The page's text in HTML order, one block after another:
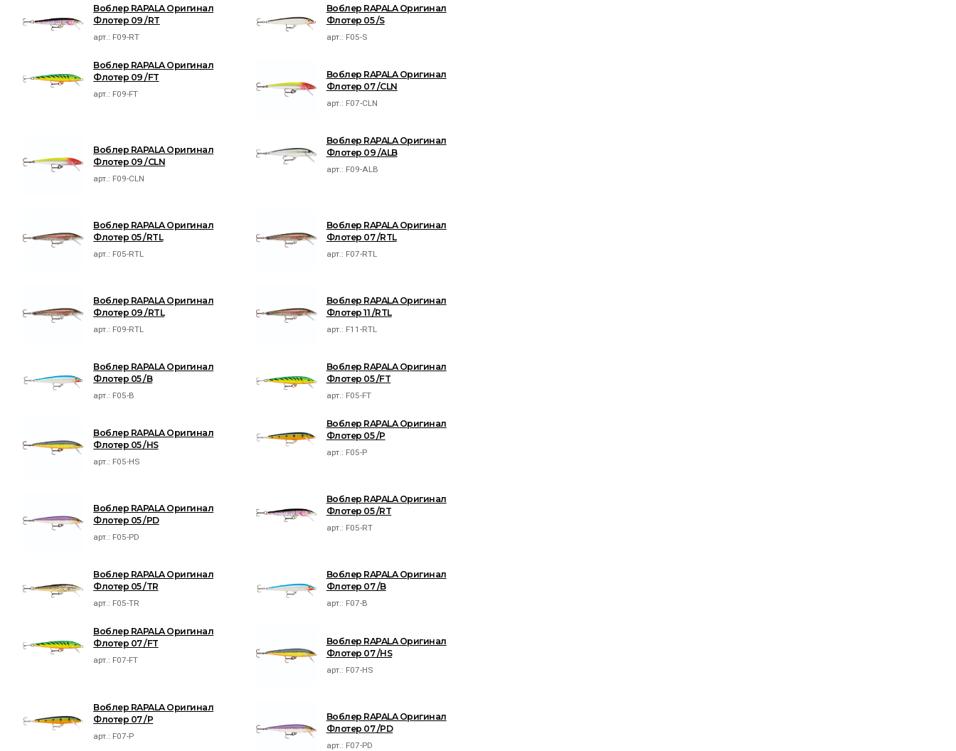
Воблер RAPALA Оригинал
Флотер 09 /RT
арт.: F09-RT
Воблер RAPALA Оригинал
Флотер 05 /S
арт.: F05-S
Воблер RAPALA Оригинал
Флотер 09 /FT
арт.: F09-FT
Воблер RAPALA Оригинал
Флотер 07 /CLN
арт.: F07-CLN
Воблер RAPALA Оригинал
Флотер 09 /CLN
арт.: F09-CLN
Воблер RAPALA Оригинал
Флотер 09 /ALB
арт.: F09-ALB
Воблер RAPALA Оригинал
Флотер 05 /RTL
арт.: F05-RTL
Воблер RAPALA Оригинал
Флотер 07 /RTL
арт.: F07-RTL
Воблер RAPALA Оригинал
Флотер 09 /RTL
арт.: F09-RTL
Воблер RAPALA Оригинал
Флотер 11 /RTL
арт.: F11-RTL
Воблер RAPALA Оригинал
Флотер 05 /B
арт.: F05-B
Воблер RAPALA Оригинал
Флотер 05 /FT
арт.: F05-FT
Воблер RAPALA Оригинал
Флотер 05 /HS
арт.: F05-HS
Воблер RAPALA Оригинал
Флотер 05 /P
арт.: F05-P
Воблер RAPALA Оригинал
Флотер 05 /PD
арт.: F05-PD
Воблер RAPALA Оригинал
Флотер 05 /RT
арт.: F05-RT
Воблер RAPALA Оригинал
Флотер 05 /TR
арт.: F05-TR
Воблер RAPALA Оригинал
Флотер 07 /B
арт.: F07-B
Воблер RAPALA Оригинал
Флотер 07 /FT
арт.: F07-FT
Воблер RAPALA Оригинал
Флотер 07 /HS
арт.: F07-HS
Воблер RAPALA Оригинал
Флотер 07 /P
арт.: F07-P
Воблер RAPALA Оригинал
Флотер 07 /PD
арт.: F07-PD